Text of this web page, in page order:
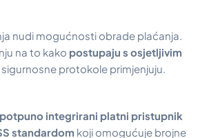
nudi mogućnosti obrade plaćanja.
na to kako postupaju s osjetljivim
sigurnosne protokole primjenjuju.
potpuno integrirani platni pristupnik
standardom koji omogućuje brojne